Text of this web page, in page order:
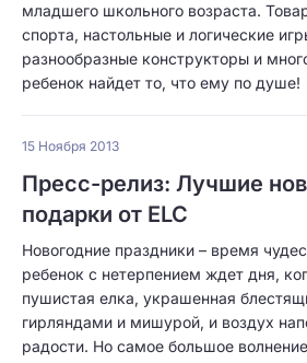
младшего школьного возраста.
спорта, настольные и логические
разнообразные конструкторы и
ребенок найдет то, что ему по душе!
15 Ноября 2013
Пресс-релиз: Лучшие
подарки от ELC
Новогодние праздники – время
ребенок с нетерпением ждет дня,
пушистая елка, украшенная
гирляндами и мишурой, и воздух
радости. Но самое большое